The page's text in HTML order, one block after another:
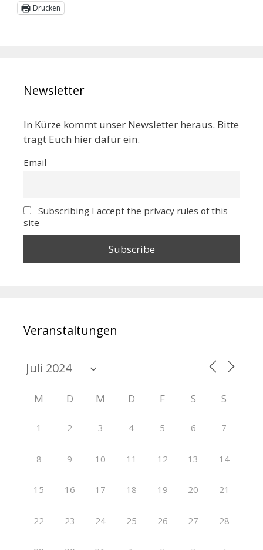
Drucken
Newsletter
In Kürze kommt unser Newsletter heraus. Bitte
tragt Euch hier dafür ein.
Email
Subscribing I accept the privacy rules of this
site
Veranstaltungen
M D M D F S S
1 2 3 4 5 6 7
8 9 10 11 12 13 14
15 16 17 18 19 20 21
22 23 24 25 26 27 28